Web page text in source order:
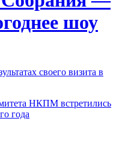
шоу
своего визита в
НКПМ встретились
года